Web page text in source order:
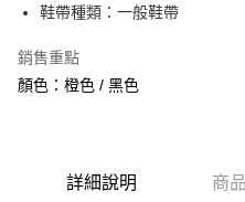
上海商業儲蓄銀行
臺灣中小企業銀行
匯豐（台灣）商業銀行
台新國際商業銀行
LINE Pay
Apple Pay
街口支付
全盈+PAY
鞋帶種類：一般鞋帶
銷售重點
顏色：橙色 / 黑色
詳細說明 商